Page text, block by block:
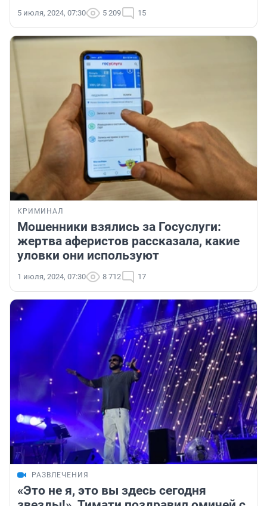
5 июля, 2024, 07:30 5 209 15
КРИМИНАЛ
Мошенники взялись за Госуслуги:
жертва аферистов рассказала, какие
уловки они используют
1 июля, 2024, 07:30 8 712 17
РАЗВЛЕЧЕНИЯ
«Это не я, это вы здесь сегодня